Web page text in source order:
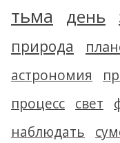
тьма день
природа
астрономия
процесс свет
наблюдать